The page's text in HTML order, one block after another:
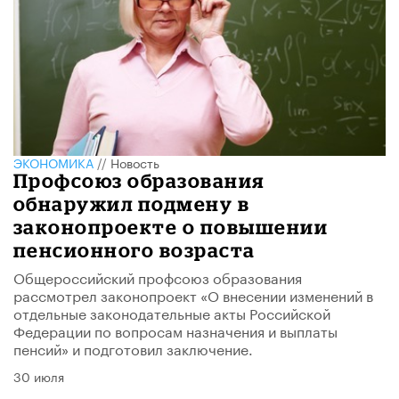
ЭКОНОМИКА//Новость
Профсоюз образования
обнаружил подмену в
законопроекте о повышении
пенсионного возраста
Общероссийский профсоюз образования
рассмотрел законопроект «О внесении изменений в
отдельные законодательные акты Российской
Федерации по вопросам назначения и выплаты
пенсий» и подготовил заключение.
30 июля